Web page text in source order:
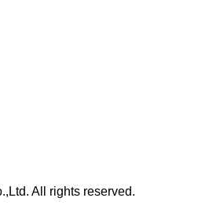
All rights reserved.